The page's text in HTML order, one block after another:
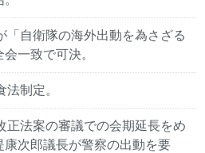
「自衛隊の海外出動を為さざる
一致で可決。
制定。
正法案の審議での会期延長をめ
康次郎議長が警察の出動を要